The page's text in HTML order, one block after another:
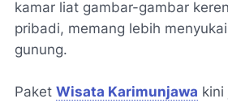
kamar liat gambar-gambar
pribadi, memang lebih
gunung.
Paket Wisata Karimunjawa